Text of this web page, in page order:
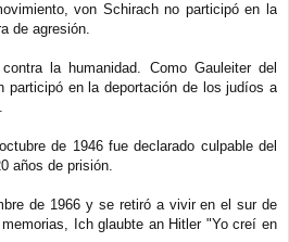
von Schirach no participó en la
de agresión.
la humanidad. Como Gauleiter del
participó en la deportación de los judíos a
de 1946 fue declarado culpable del
años de prisión.
de 1966 y se retiró a vivir en el sur de
Ich glaubte an Hitler "Yo creí en